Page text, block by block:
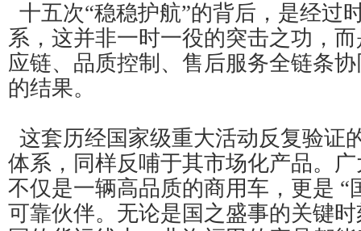
十五次“稳稳护航”的背后，是经过
系，这并非一时一役的突击之功，
应链、品质控制、售后服务全链条
的结果。
这套历经国家级重大活动反复验证
体系，同样反哺于其市场化产品。
不仅是一辆高品质的商用车，更是 “
可靠伙伴。无论是国之盛事的关键